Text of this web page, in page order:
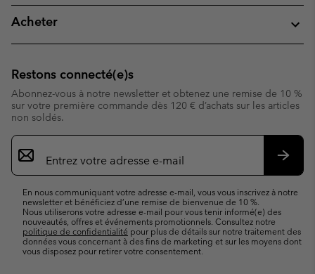
Acheter
Restons connecté(e)s
Abonnez-vous à notre newsletter et obtenez une remise de 10 %
sur votre première commande dès 120 € d’achats sur les articles
non soldés.
Inscription
par
e-
En nous communiquant votre adresse e-mail, vous vous inscrivez à notre
newsletter et bénéficiez d’une remise de bienvenue de 10 %.
Nous utiliserons votre adresse e-mail pour vous tenir informé(e) des
nouveautés, offres et événements promotionnels. Consultez notre
politique de confidentialité pour plus de détails sur notre traitement des
données vous concernant à des fins de marketing et sur les moyens dont
vous disposez pour retirer votre consentement.